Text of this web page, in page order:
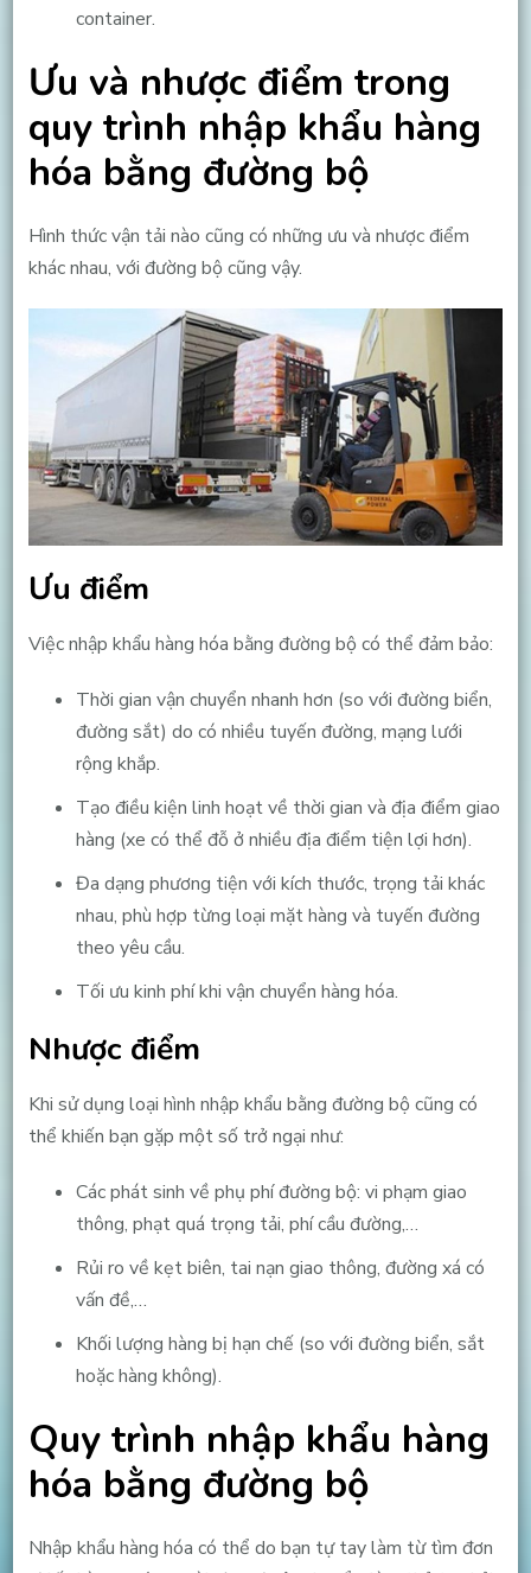
container.
Ưu và nhược điểm trong
quy trình nhập khẩu hàng
hóa bằng đường bộ
Hình thức vận tải nào cũng có những ưu và nhược điểm
khác nhau, với đường bộ cũng vậy.
Ưu điểm
Việc nhập khẩu hàng hóa bằng đường bộ có thể đảm bảo:
Thời gian vận chuyển nhanh hơn (so với đường biển,
đường sắt) do có nhiều tuyến đường, mạng lưới
rộng khắp.
Tạo điều kiện linh hoạt về thời gian và địa điểm giao
hàng (xe có thể đỗ ở nhiều địa điểm tiện lợi hơn).
Đa dạng phương tiện với kích thước, trọng tải khác
nhau, phù hợp từng loại mặt hàng và tuyến đường
theo yêu cầu.
Tối ưu kinh phí khi vận chuyển hàng hóa.
Nhược điểm
Khi sử dụng loại hình nhập khẩu bằng đường bộ cũng có
thể khiến bạn gặp một số trở ngại như:
Các phát sinh về phụ phí đường bộ: vi phạm giao
thông, phạt quá trọng tải, phí cầu đường,…
Rủi ro về kẹt biên, tai nạn giao thông, đường xá có
vấn đề,…
Khối lượng hàng bị hạn chế (so với đường biển, sắt
hoặc hàng không).
Quy trình nhập khẩu hàng
hóa bằng đường bộ
Nhập khẩu hàng hóa có thể do bạn tự tay làm từ tìm đơn